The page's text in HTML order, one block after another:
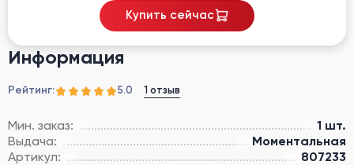
Информация
Рейтинг: 5.0 1 отзыв
Мин. заказ:
1 шт.
Выдача:
Моментальная
Артикул:
807233
Купить сейчас